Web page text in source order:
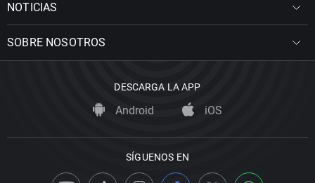
NOTICIAS
SOBRE NOSOTROS
DESCARGA LA APP
Android iOS
SÍGUENOS EN